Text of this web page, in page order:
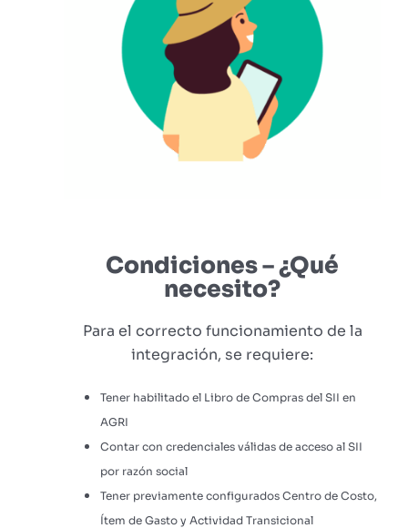
Condiciones – ¿Qué
necesito?
Para el correcto funcionamiento de la
integración, se requiere:
Tener habilitado el Libro de Compras del SII en
AGRI
Contar con credenciales válidas de acceso al SII
por razón social
Tener previamente configurados Centro de Costo,
Ítem de Gasto y Actividad Transicional